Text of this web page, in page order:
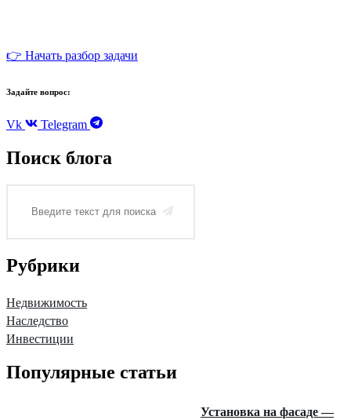
👉 Начать разбор задачи
Задайте вопрос:
Vk Telegram
Поиск блога
Рубрики
Недвижимость
Наследство
Инвестиции
Популярные статьи
Установка на фасаде —